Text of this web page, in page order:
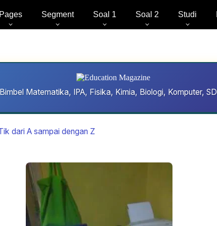
Pages Segment Soal 1 Soal 2 Studi
Matematika, IPA, Fisika, Kimia, Biologi, Komputer,
dari A sampai dengan Z